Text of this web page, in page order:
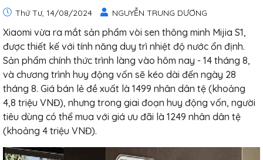
Thứ Tư, 14/08/2024 NGUYỄN TRUNG DƯƠNG
Xiaomi vừa ra mắt sản phẩm vòi sen thông minh Mijia S1,
được thiết kế với tính năng duy trì nhiệt độ nước ổn định.
Sản phẩm chính thức trình làng vào hôm nay - 14 tháng 8,
và chương trình huy động vốn sẽ kéo dài đến ngày 28
tháng 8. Giá bán lẻ đề xuất là 1499 nhân dân tệ (khoảng
4,8 triệu VNĐ), nhưng trong giai đoạn huy động vốn, người
tiêu dùng có thể mua với giá ưu đãi là 1249 nhân dân tệ
(khoảng 4 triệu VNĐ).